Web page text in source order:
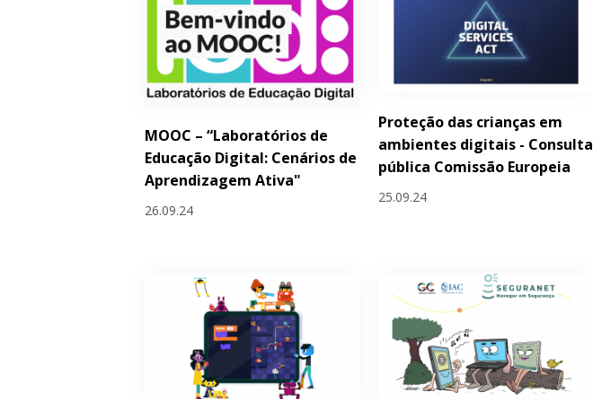
MOOC – “Laboratórios de
Educação Digital: Cenários de
Aprendizagem Ativa"
26.09.24
Proteção das crianças em
ambientes digitais - Consulta
pública Comissão Europeia
25.09.24